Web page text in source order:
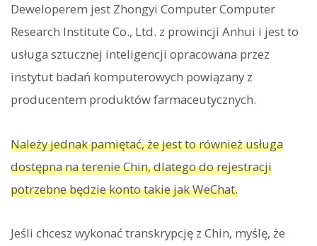
Deweloperem jest Zhongyi Computer Computer
Research Institute Co., Ltd. z prowincji Anhui i jest to
usługa sztucznej inteligencji opracowana przez
instytut badań komputerowych powiązany z
producentem produktów farmaceutycznych.
Należy jednak pamiętać, że jest to również usługa
dostępna na terenie Chin, dlatego do rejestracji
potrzebne będzie konto takie jak WeChat.
Jeśli chcesz wykonać transkrypcję z Chin, myślę, że